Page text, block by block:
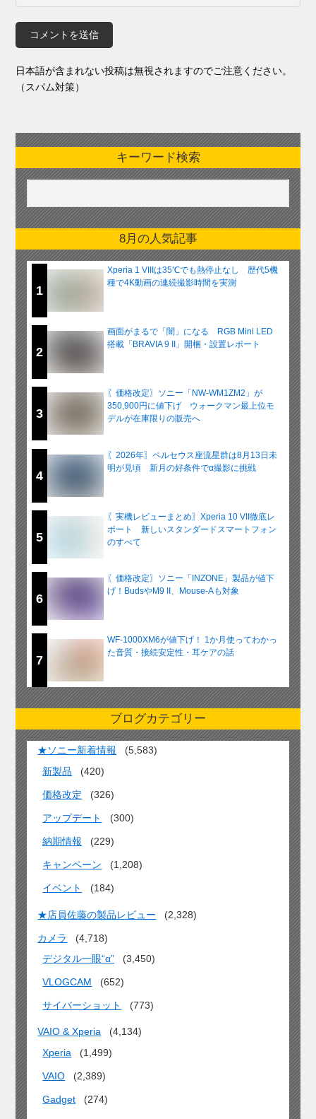
日本語が含まれない投稿は無視されますのでご注意ください。
（スパム対策）
キーワード検索
8月の人気記事
1
Xperia 1 VIIIは35℃でも熱停止なし 歴代5機
種で4K動画の連続撮影時間を実測
2
画面がまるで「闇」になる RGB Mini LED
搭載「BRAVIA 9 II」開梱・設置レポート
3
〖価格改定〗ソニー「NW-WM1ZM2」が
350,900円に値下げ ウォークマン最上位モ
デルが在庫限りの販売へ
4
〖2026年〗ペルセウス座流星群は8月13日未
明が見頃 新月の好条件でα撮影に挑戦
5
〖実機レビューまとめ〗Xperia 10 VII徹底レ
ポート 新しいスタンダードスマートフォン
のすべて
6
〖価格改定〗ソニー「INZONE」製品が値下
げ！BudsやM9 II、Mouse-Aも対象
7
WF-1000XM6が値下げ！ 1か月使ってわかっ
た音質・接続安定性・耳ケアの話
ブログカテゴリー
★ソニー新着情報
(5,583)
新製品
(420)
価格改定 (326)
アップデート (300)
納期情報 (229)
キャンペーン (1,208)
イベント (184)
★店員佐藤の製品レビュー (2,328)
カメラ
(4,718)
デジタル一眼“α”
(3,450)
VLOGCAM (652)
サイバーショット (773)
VAIO & Xperia
(4,134)
Xperia
(1,499)
VAIO (2,389)
Gadget (274)